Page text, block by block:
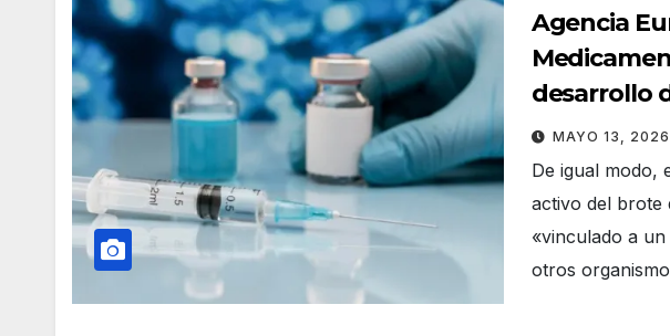
Agencia
desarrollo
MAYO 13, 2026
De igual modo,
activo del brote
«vinculado a
otros